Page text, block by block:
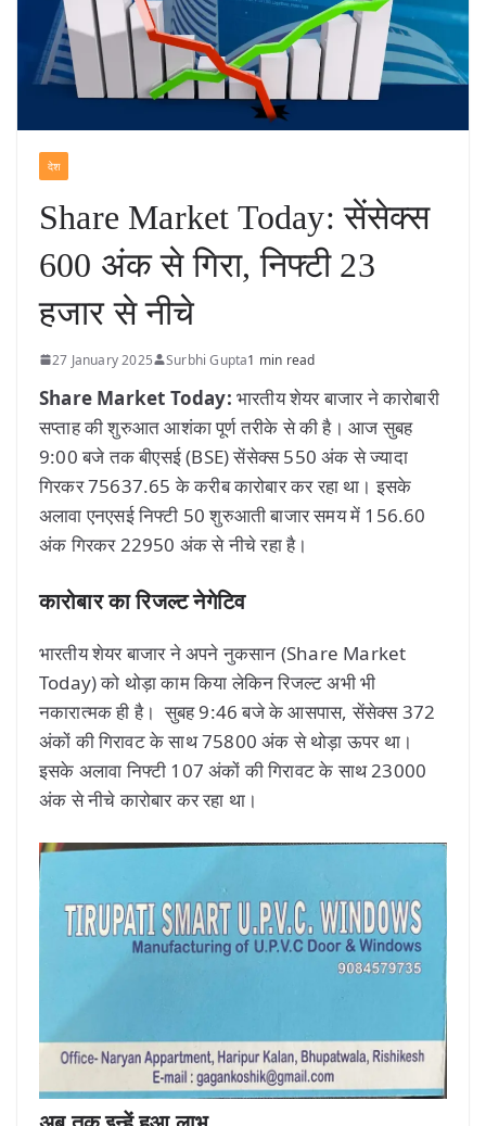
देश
Share Market Today: सेंसेक्स
600 अंक से गिरा, निफ्टी 23
हजार से नीचे
27 January 2025 Surbhi Gupta1 min read
Share Market Today: भारतीय शेयर बाजार ने कारोबारी
सप्ताह की शुरुआत आशंका पूर्ण तरीके से की है। आज सुबह
9:00 बजे तक बीएसई (BSE) सेंसेक्स 550 अंक से ज्यादा
गिरकर 75637.65 के करीब कारोबार कर रहा था। इसके
अलावा एनएसई निफ्टी 50 शुरुआती बाजार समय में 156.60
अंक गिरकर 22950 अंक से नीचे रहा है।
कारोबार का रिजल्ट नेगेटिव
भारतीय शेयर बाजार ने अपने नुकसान (Share Market
Today) को थोड़ा काम किया लेकिन रिजल्ट अभी भी
नकारात्मक ही है। सुबह 9:46 बजे के आसपास, सेंसेक्स 372
अंकों की गिरावट के साथ 75800 अंक से थोड़ा ऊपर था।
इसके अलावा निफ्टी 107 अंकों की गिरावट के साथ 23000
अंक से नीचे कारोबार कर रहा था।